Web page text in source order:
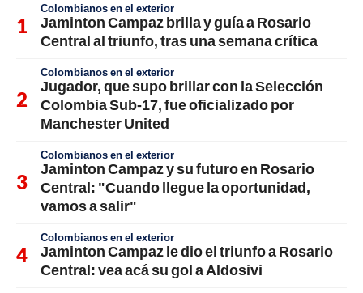
Colombianos en el exterior
Jaminton Campaz brilla y guía a Rosario
Central al triunfo, tras una semana crítica
Colombianos en el exterior
Jugador, que supo brillar con la Selección
Colombia Sub-17, fue oficializado por
Manchester United
Colombianos en el exterior
Jaminton Campaz y su futuro en Rosario
Central: "Cuando llegue la oportunidad,
vamos a salir"
Colombianos en el exterior
Jaminton Campaz le dio el triunfo a Rosario
Central: vea acá su gol a Aldosivi